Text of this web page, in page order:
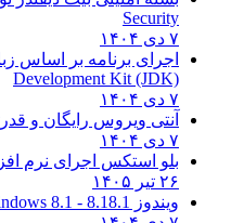
Security
۷ دی ۱۴۰۴
اجرای برنامه بر اساس
Development Kit (JDK)
۷ دی ۱۴۰۴
آنتی ویروس رایگان و
۷ دی ۱۴۰۴
بلو استکس اجرای نرم
۲۶ تیر ۱۴۰۵
ویندوز 8.1
8.1 - Microsoft Windows 8.1